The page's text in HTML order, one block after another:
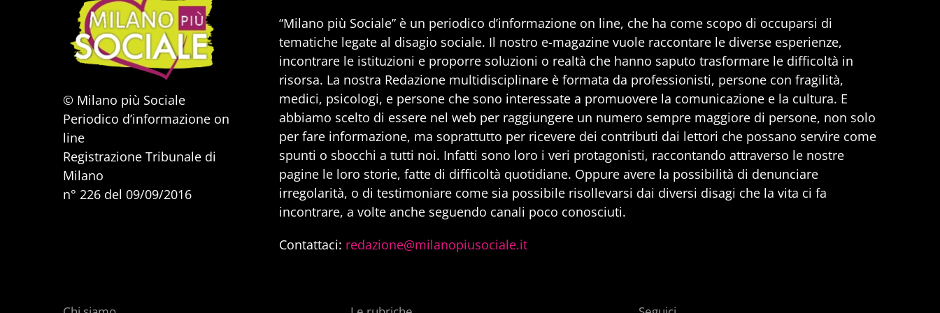
© Milano più Sociale
Periodico d’informazione on
line
Registrazione Tribunale di
Milano
n° 226 del 09/09/2016
“Milano più Sociale” è un periodico d’informazione on line, che ha come scopo di occuparsi di
tematiche legate al disagio sociale. Il nostro e-magazine vuole raccontare le diverse esperienze,
incontrare le istituzioni e proporre soluzioni o realtà che hanno saputo trasformare le difficoltà in
risorsa. La nostra Redazione multidisciplinare è formata da professionisti, persone con fragilità,
medici, psicologi, e persone che sono interessate a promuovere la comunicazione e la cultura. E
abbiamo scelto di essere nel web per raggiungere un numero sempre maggiore di persone, non solo
per fare informazione, ma soprattutto per ricevere dei contributi dai lettori che possano servire come
spunti o sbocchi a tutti noi. Infatti sono loro i veri protagonisti, raccontando attraverso le nostre
pagine le loro storie, fatte di difficoltà quotidiane. Oppure avere la possibilità di denunciare
irregolarità, o di testimoniare come sia possibile risollevarsi dai diversi disagi che la vita ci fa
incontrare, a volte anche seguendo canali poco conosciuti.
Contattaci: redazione@milanopiusociale.it